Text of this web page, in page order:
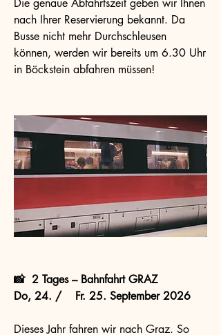
Die genaue Abfahrtszeit geben wir Ihnen
nach Ihrer Reservierung bekannt. Da
Busse nicht mehr Durchschleusen
können, werden wir bereits um 6.30 Uhr
in Böckstein abfahren müssen!
📸 2 Tages – Bahnfahrt GRAZ
Do, 24. / Fr. 25. September 2026
Dieses Jahr fahren wir nach Graz. So